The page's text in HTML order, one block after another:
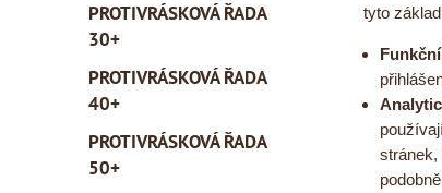
tyto
stránek,
PROTIVRÁSKOVÁ ŘADA
30+
PROTIVRÁSKOVÁ ŘADA
40+
PROTIVRÁSKOVÁ ŘADA
50+